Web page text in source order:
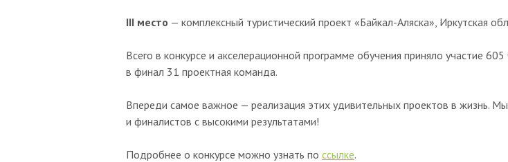
III место — комплексный туристический проект «Байкал-Аляска», Иркутская
Всего в конкурсе и акселерационной программе обучения приняло участие
в финал 31 проектная команда.
Впереди самое важное — реализация этих удивительных проектов в жизнь.
и финалистов с высокими результатами!
Подробнее о конкурсе можно узнать по ссылке.